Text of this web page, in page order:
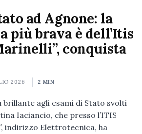
ad Agnone: la
più brava è dell’Itis
conquista
2026 2 MIN
brillante agli esami di Stato svolti
Iacian­cio, che presso l’ITIS
indirizzo Elettrotecnica, ha